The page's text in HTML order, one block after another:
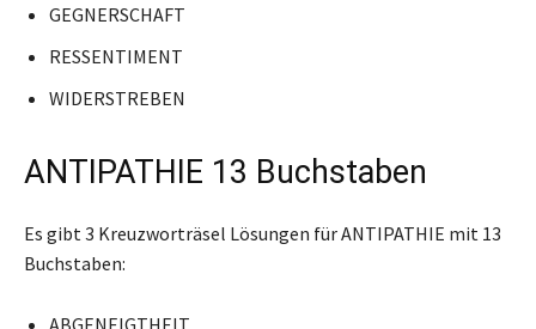
GEGNERSCHAFT
RESSENTIMENT
WIDERSTREBEN
ANTIPATHIE 13 Buchstaben
Es gibt 3 Kreuzworträsel Lösungen für ANTIPATHIE mit 13
Buchstaben:
ABGENEIGTHEIT